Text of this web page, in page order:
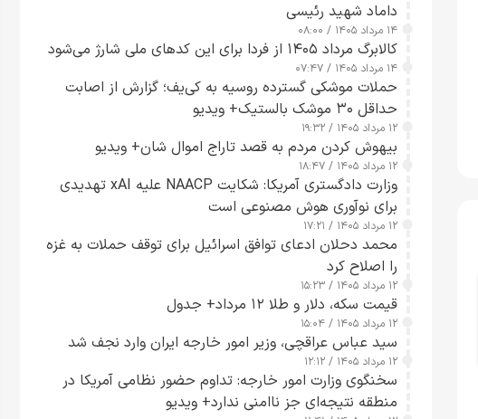
داماد شهید رئیسی
۱۴ مرداد ۱۴۰۵ / ۰۸:۰۰
کالابرگ مرداد ۱۴۰۵ از فردا برای این کدهای ملی شارژ می‌شود
۱۴ مرداد ۱۴۰۵ / ۰۷:۴۷
حملات موشکی گسترده روسیه به کی‌یف؛ گزارش از اصابت
حداقل ۳۰ موشک بالستیک+ ویدیو
۱۲ مرداد ۱۴۰۵ / ۱۹:۳۲
بیهوش کردن مردم به قصد تاراج اموال شان+ ویدیو
۱۲ مرداد ۱۴۰۵ / ۱۸:۴۷
وزارت دادگستری آمریکا: شکایت NAACP علیه xAI تهدیدی
برای نوآوری هوش مصنوعی است
۱۲ مرداد ۱۴۰۵ / ۱۷:۲۱
محمد دحلان ادعای توافق اسرائیل برای توقف حملات به غزه
را اصلاح کرد
۱۲ مرداد ۱۴۰۵ / ۱۵:۲۳
قیمت سکه، دلار و طلا ۱۲ مرداد+ جدول
۱۲ مرداد ۱۴۰۵ / ۱۵:۰۴
سید عباس عراقچی، وزیر امور خارجه ایران وارد نجف شد
۱۲ مرداد ۱۴۰۵ / ۱۲:۱۲
سخنگوی وزارت امور خارجه: تداوم حضور نظامی آمریکا در
منطقه نتیجه‌ای جز ناامنی ندارد+ ویدیو